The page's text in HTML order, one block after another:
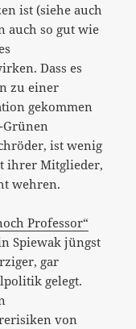
ist (siehe auch
auch so gut wie
Dass es
zu einer
gekommen
Grünen
ist wenig
ihrer Mitglieder,
wehren.
Professor“
Spiewak jüngst
gar
gelegt.
von